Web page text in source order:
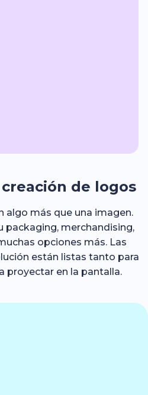
de logos
algo más que una imagen.
packaging, merchandising,
opciones más. Las
están listas tanto para
proyectar en la pantalla.